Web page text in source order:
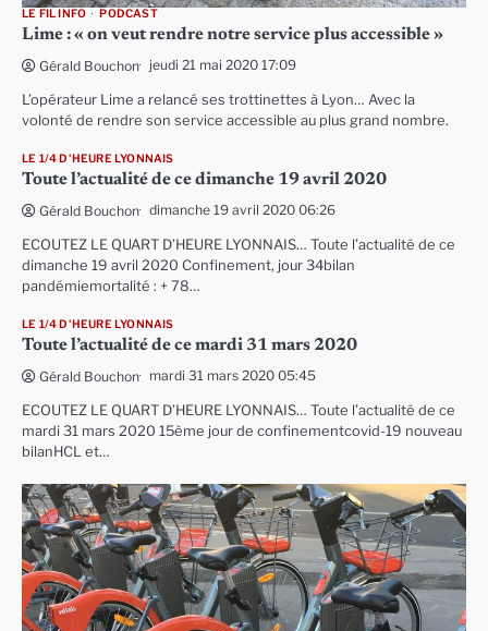
LE FIL INFO PODCAST
Lime : « on veut rendre notre service plus accessible »
Gérald Bouchon jeudi 21 mai 2020 17:09
L’opérateur Lime a relancé ses trottinettes à Lyon… Avec la
volonté de rendre son service accessible au plus grand nombre.
LE 1/4 D'HEURE LYONNAIS
Toute l’actualité de ce dimanche 19 avril 2020
Gérald Bouchon dimanche 19 avril 2020 06:26
ECOUTEZ LE QUART D’HEURE LYONNAIS… Toute l’actualité de ce
dimanche 19 avril 2020 Confinement, jour 34bilan
pandémiemortalité : + 78…
LE 1/4 D'HEURE LYONNAIS
Toute l’actualité de ce mardi 31 mars 2020
Gérald Bouchon mardi 31 mars 2020 05:45
ECOUTEZ LE QUART D’HEURE LYONNAIS… Toute l’actualité de ce
mardi 31 mars 2020 15ème jour de confinementcovid-19 nouveau
bilanHCL et…